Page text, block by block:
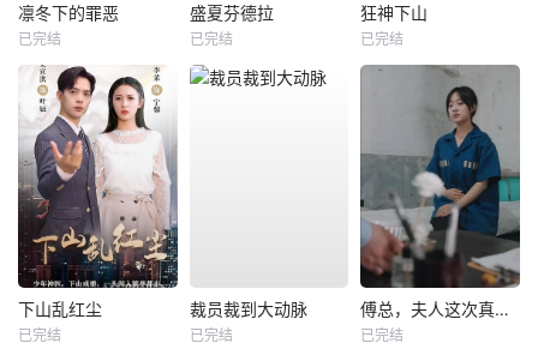
凛冬下的罪恶
已完结
盛夏芬德拉
已完结
狂神下山
已完结
下山乱红尘
已完结
裁员裁到大动脉
已完结
傅总，夫人这次真的死了
已完结